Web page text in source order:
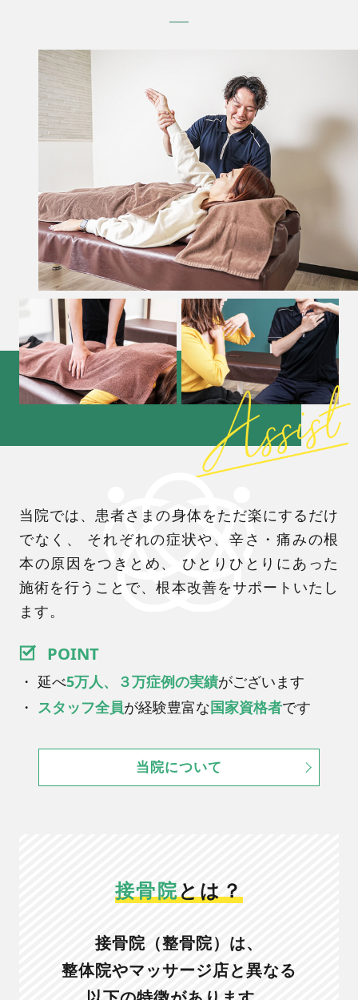
施術メニュー・料金
当院では、患者さまの身体をただ楽にするだけ
でなく、
それぞれの症状や、辛さ・痛みの根
本の原因をつきとめ、
ひとりひとりにあった
施術を行うことで、根本改善をサポートいたし
ます。
POINT
・ 延べ5万人、３万症例の実績がございます
・ スタッフ全員が経験豊富な国家資格者です
当院について
接骨院とは？
接骨院（整骨院）は、
整体院やマッサージ店と異なる